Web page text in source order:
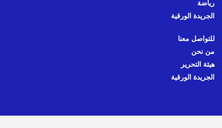
رياضة
الجريدة الورقية
للتواصل معنا
من نحن
هيئة التحرير
الجريدة الورقية